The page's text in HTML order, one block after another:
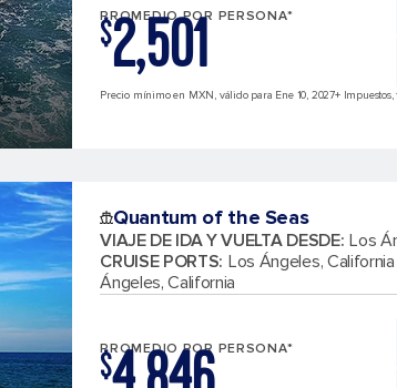
PROMEDIO POR PERSONA*
$2,501
Precio mínimo en MXN, válido para Ene 10, 2027+
Quantum of the Seas
VIAJE DE IDA Y VUELTA DESDE: Los
CRUISE PORTS: Los Ángeles, California
Ángeles, California
PROMEDIO POR PERSONA*
$